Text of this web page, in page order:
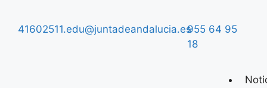
41602511.edu@juntadeandalucia.es955 64 95
18